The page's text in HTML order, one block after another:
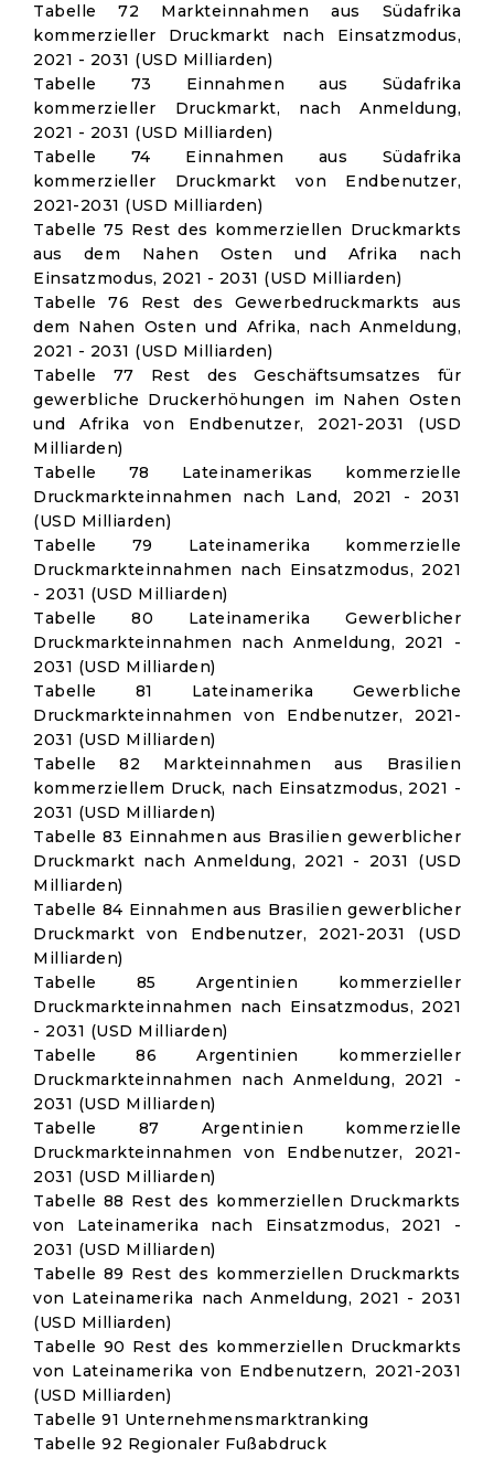
Tabelle 72 Markteinnahmen aus Südafrika
kommerzieller Druckmarkt nach Einsatzmodus,
2021 - 2031 (USD Milliarden)
Tabelle 73 Einnahmen aus Südafrika
kommerzieller Druckmarkt, nach Anmeldung,
2021 - 2031 (USD Milliarden)
Tabelle 74 Einnahmen aus Südafrika
kommerzieller Druckmarkt von Endbenutzer,
2021-2031 (USD Milliarden)
Tabelle 75 Rest des kommerziellen Druckmarkts
aus dem Nahen Osten und Afrika nach
Einsatzmodus, 2021 - 2031 (USD Milliarden)
Tabelle 76 Rest des Gewerbedruckmarkts aus
dem Nahen Osten und Afrika, nach Anmeldung,
2021 - 2031 (USD Milliarden)
Tabelle 77 Rest des Geschäftsumsatzes für
gewerbliche Druckerhöhungen im Nahen Osten
und Afrika von Endbenutzer, 2021-2031 (USD
Milliarden)
Tabelle 78 Lateinamerikas kommerzielle
Druckmarkteinnahmen nach Land, 2021 - 2031
(USD Milliarden)
Tabelle 79 Lateinamerika kommerzielle
Druckmarkteinnahmen nach Einsatzmodus, 2021
- 2031 (USD Milliarden)
Tabelle 80 Lateinamerika Gewerblicher
Druckmarkteinnahmen nach Anmeldung, 2021 -
2031 (USD Milliarden)
Tabelle 81 Lateinamerika Gewerbliche
Druckmarkteinnahmen von Endbenutzer, 2021-
2031 (USD Milliarden)
Tabelle 82 Markteinnahmen aus Brasilien
kommerziellem Druck, nach Einsatzmodus, 2021 -
2031 (USD Milliarden)
Tabelle 83 Einnahmen aus Brasilien gewerblicher
Druckmarkt nach Anmeldung, 2021 - 2031 (USD
Milliarden)
Tabelle 84 Einnahmen aus Brasilien gewerblicher
Druckmarkt von Endbenutzer, 2021-2031 (USD
Milliarden)
Tabelle 85 Argentinien kommerzieller
Druckmarkteinnahmen nach Einsatzmodus, 2021
- 2031 (USD Milliarden)
Tabelle 86 Argentinien kommerzieller
Druckmarkteinnahmen nach Anmeldung, 2021 -
2031 (USD Milliarden)
Tabelle 87 Argentinien kommerzielle
Druckmarkteinnahmen von Endbenutzer, 2021-
2031 (USD Milliarden)
Tabelle 88 Rest des kommerziellen Druckmarkts
von Lateinamerika nach Einsatzmodus, 2021 -
2031 (USD Milliarden)
Tabelle 89 Rest des kommerziellen Druckmarkts
von Lateinamerika nach Anmeldung, 2021 - 2031
(USD Milliarden)
Tabelle 90 Rest des kommerziellen Druckmarkts
von Lateinamerika von Endbenutzern, 2021-2031
(USD Milliarden)
Tabelle 91 Unternehmensmarktranking
Tabelle 92 Regionaler Fußabdruck